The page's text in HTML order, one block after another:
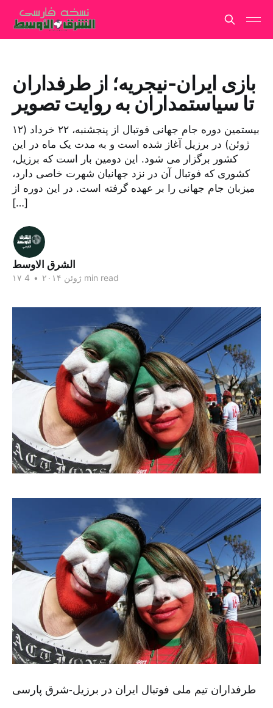
بازی ایران-نیجریه؛ از طرفداران
تا سیاستمداران به روایت تصویر
بیستمین دوره جام جهانی فوتبال از پنجشنبه، ۲۲ خرداد (۱۲
ژوئن) در برزیل آغاز شده است و به مدت یک ماه در این
کشور برگزار می شود. این دومین بار است که برزیل،
کشوری که فوتبال آن در نزد جهانیان شهرت خاصی دارد،
میزبان جام جهانی را بر عهده گرفته است. در این دوره از
[…]
الشرق الاوسط
۱۷ ژوئن ۲۰۱۴ • 4 min read
طرفداران تیم ملی فوتبال ایران در برزیل-شرق پارسی